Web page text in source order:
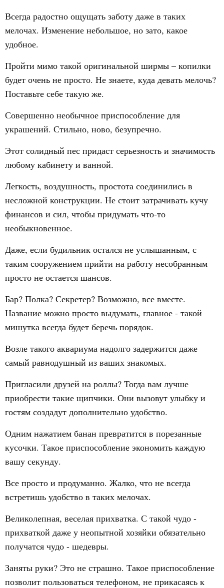
Всегда радостно ощущать заботу даже в таких
мелочах. Изменение небольшое, но зато, какое
удобное.
Пройти мимо такой оригинальной ширмы – копилки
будет очень не просто. Не знаете, куда девать мелочь?
Поставьте себе такую же.
Совершенно необычное приспособление для
украшений. Стильно, ново, безупречно.
Этот солидный пес придаст серьезность и значимость
любому кабинету и ванной.
Легкость, воздушность, простота соединились в
несложной конструкции. Не стоит затрачивать кучу
финансов и сил, чтобы придумать что-то
необыкновенное.
Даже, если будильник остался не услышанным, с
таким сооружением прийти на работу несобранным
просто не остается шансов.
Бар? Полка? Секретер? Возможно, все вместе.
Название можно просто выдумать, главное - такой
мишутка всегда будет беречь порядок.
Возле такого аквариума надолго задержится даже
самый равнодушный из ваших знакомых.
Пригласили друзей на роллы? Тогда вам лучше
приобрести такие щипчики. Они вызовут улыбку и
гостям создадут дополнительно удобство.
Одним нажатием банан превратится в порезанные
кусочки. Такое приспособление экономить каждую
вашу секунду.
Все просто и продуманно. Жалко, что не всегда
встретишь удобство в таких мелочах.
Великолепная, веселая прихватка. С такой чудо -
прихваткой даже у неопытной хозяйки обязательно
получатся чудо - шедевры.
Заняты руки? Это не страшно. Такое приспособление
позволит пользоваться телефоном, не прикасаясь к